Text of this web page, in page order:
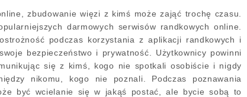
zbudowanie więzi z kimś może zająć trochę czasu.
darmowych serwisów randkowych online.
podczas korzystania z aplikacji randkowych i
bezpieczeństwo i prywatność. Użytkownicy powinni
się z kimś, kogo nie spotkali osobiście i nigdy
nikomu, kogo nie poznali. Podczas poznawania
być wcielanie się w jakąś postać, ale bycie sobą to